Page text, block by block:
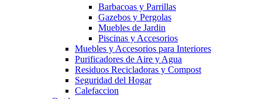
Barbacoas y Parrillas
Gazebos y Pergolas
Muebles de Jardin
Piscinas y Accesorios
Muebles y Accesorios para Interiores
Purificadores de Aire y Agua
Residuos Recicladoras y Compost
Seguridad del Hogar
Calefaccion